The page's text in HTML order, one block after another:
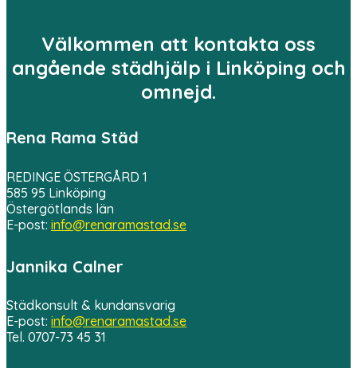
Välkommen att kontakta oss
angående städhjälp i Linköping och
omnejd.
Rena Rama Städ
REDINGE ÖSTERGÅRD 1
585 95 Linköping
Östergötlands län
E-post: info@renaramastad.se
Jannika Calner
Städkonsult & kundansvarig
E-post: info@renaramastad.se
Tel. 0707-73 45 31